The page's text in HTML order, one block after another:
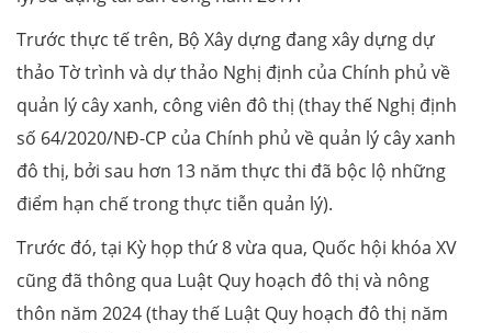
Trước thực tế trên, Bộ Xây dựng đang xây dựng dự
thảo Tờ trình và dự thảo Nghị định của Chính phủ về
quản lý cây xanh, công viên đô thị (thay thế Nghị định
số 64/2020/NĐ-CP của Chính phủ về quản lý cây xanh
đô thị, bởi sau hơn 13 năm thực thi đã bộc lộ những
điểm hạn chế trong thực tiễn quản lý).
Trước đó, tại Kỳ họp thứ 8 vừa qua, Quốc hội khóa XV
cũng đã thông qua Luật Quy hoạch đô thị và nông
thôn năm 2024 (thay thế Luật Quy hoạch đô thị năm